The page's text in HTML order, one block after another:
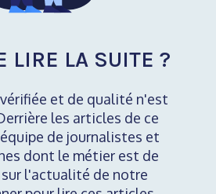
LIRE LA SUITE ?
et de qualité n'est
les articles de ce
de journalistes et
dont le métier est de
l'actualité de notre